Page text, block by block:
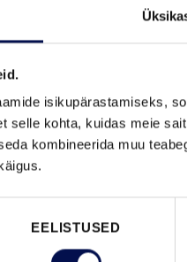
isikupärastamiseks,
selle kohta, kuidas meie
kombineerida muu
EELISTUSED
Lisaks